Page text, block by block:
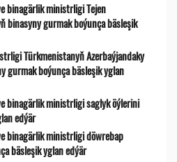
binagärlik ministrligi Tejen
binasyny gurmak boýunça bäsleşik
Türkmenistanyň Azerbaýjandaky
gurmak boýunça bäsleşik yglan
binagärlik ministrligi saglyk öýlerini
edýär
binagärlik ministrligi döwrebap
bäsleşik yglan edýär